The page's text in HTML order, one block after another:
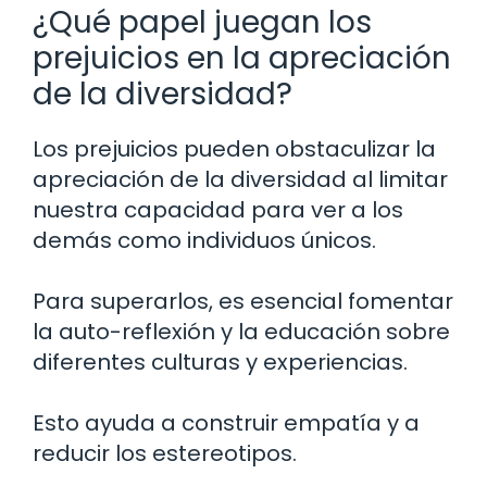
¿Qué papel juegan los
prejuicios en la apreciación
de la diversidad?
Los prejuicios pueden obstaculizar la
apreciación de la diversidad al limitar
nuestra capacidad para ver a los
demás como individuos únicos.
Para superarlos, es esencial fomentar
la auto-reflexión y la educación sobre
diferentes culturas y experiencias.
Esto ayuda a construir empatía y a
reducir los estereotipos.